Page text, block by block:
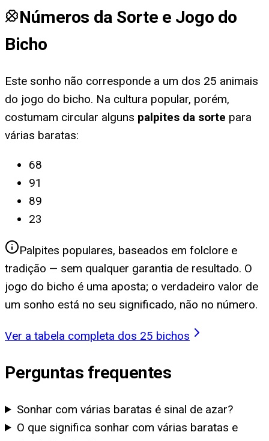
Números da Sorte e Jogo do
Bicho
Este sonho não corresponde a um dos 25 animais
do jogo do bicho. Na cultura popular, porém,
costumam circular alguns palpites da sorte para
várias baratas:
68
91
89
23
Palpites populares, baseados em folclore e
tradição — sem qualquer garantia de resultado. O
jogo do bicho é uma aposta; o verdadeiro valor de
um sonho está no seu significado, não no número.
Ver a tabela completa dos 25 bichos
Perguntas frequentes
Sonhar com várias baratas é sinal de azar?
O que significa sonhar com várias baratas e